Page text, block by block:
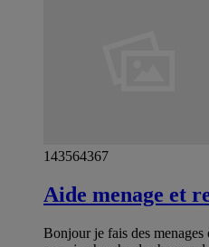
143564367
Aide menage et
Bonjour je fais des